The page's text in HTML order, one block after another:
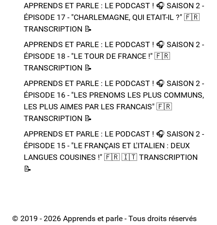
APPRENDS ET PARLE : LE PODCAST ! 🎧 SAISON 2 -
ÉPISODE 17 - "CHARLEMAGNE, QUI ETAIT-IL ?"​ 🇫🇷​
TRANSCRIPTION 📝​
APPRENDS ET PARLE : LE PODCAST ! 🎧 SAISON 2 -
ÉPISODE 18 - "LE TOUR DE FRANCE !"​ 🇫🇷​
TRANSCRIPTION 📝​
APPRENDS ET PARLE : LE PODCAST ! 🎧 SAISON 2 -
ÉPISODE 16 - "LES PRENOMS LES PLUS COMMUNS,
LES PLUS AIMES PAR LES FRANCAIS"​ 🇫🇷​
TRANSCRIPTION 📝​
APPRENDS ET PARLE : LE PODCAST ! 🎧 SAISON 2 -
ÉPISODE 15 - "LE FRANÇAIS ET L'ITALIEN : DEUX
LANGUES COUSINES !"​ 🇫🇷​ 🇮🇹​ ​TRANSCRIPTION
📝​
© 2019 - 2026 Apprends et parle - Tous droits réservés